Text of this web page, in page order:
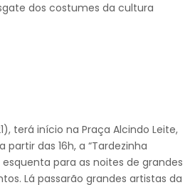
dos costumes da cultura
terá início na Praça Alcindo Leite,
das 16h, a “Tardezinha
esquenta para as noites de grandes
Lá passarão grandes artistas da